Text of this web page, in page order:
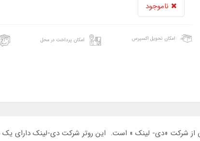
ناموجود
امکان تحویل اکسپرس امکان پرداخت در محل